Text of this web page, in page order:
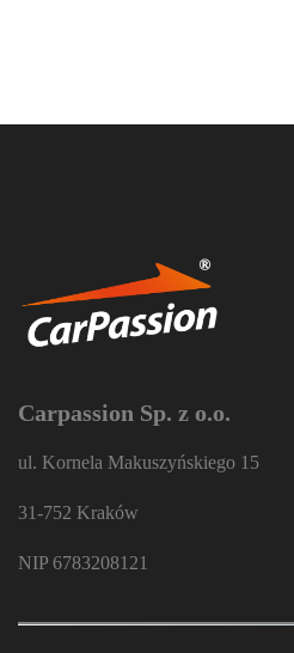
Carpassion Sp. z o.o.
ul. Kornela Makuszyńskiego 15
31-752 Kraków
NIP 6783208121